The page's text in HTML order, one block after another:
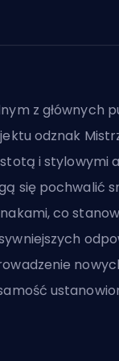
z głównych
odznak
i stylowymi
się pochwalić
co